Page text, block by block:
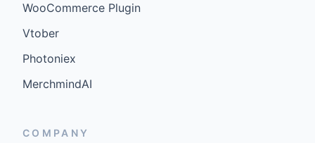
WooCommerce Plugin
Vtober
Photoniex
MerchmindAI
COMPANY